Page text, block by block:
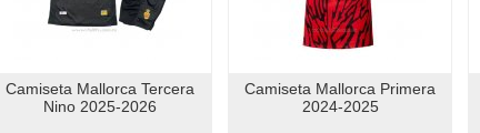
Camiseta Mallorca Tercera
Nino 2025-2026
Camiseta Mallorca Primera
2024-2025